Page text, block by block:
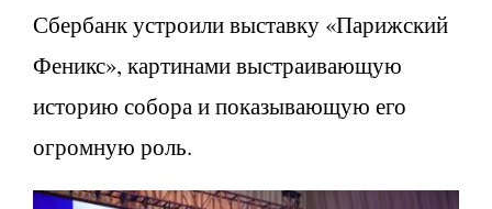
Сбербанк устроили выставку «Парижский
Феникс», картинами выстраивающую
историю собора и показывающую его
огромную роль.